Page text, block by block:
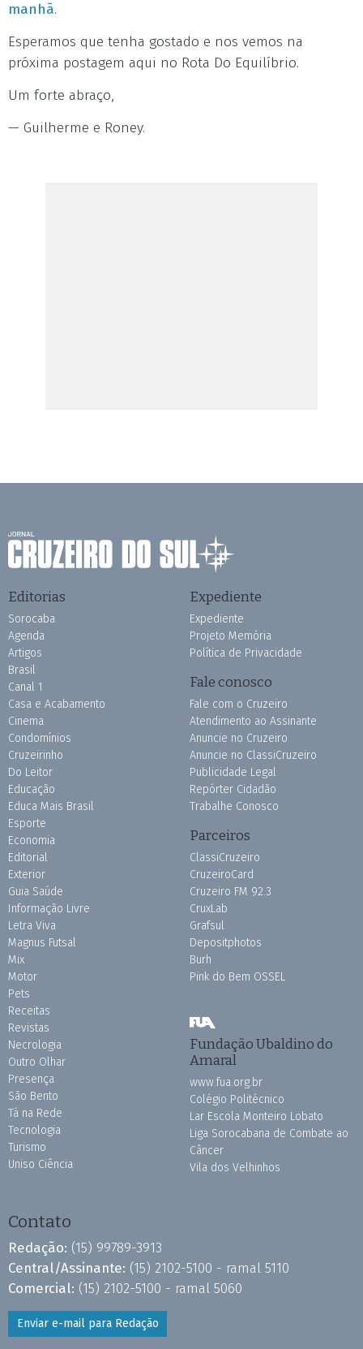
manhã.
Esperamos que tenha gostado e nos vemos na
próxima postagem aqui no Rota Do Equilíbrio.
Um forte abraço,
— Guilherme e Roney.
Editorias
Sorocaba
Agenda
Artigos
Brasil
Canal 1
Casa e Acabamento
Cinema
Condomínios
Cruzeirinho
Do Leitor
Educação
Educa Mais Brasil
Esporte
Economia
Editorial
Exterior
Guia Saúde
Informação Livre
Letra Viva
Magnus Futsal
Mix
Motor
Pets
Receitas
Revistas
Necrologia
Outro Olhar
Presença
São Bento
Tá na Rede
Tecnologia
Turismo
Uniso Ciência
Expediente
Expediente
Projeto Memória
Política de Privacidade
Fale conosco
Fale com o Cruzeiro
Atendimento ao Assinante
Anuncie no Cruzeiro
Anuncie no ClassiCruzeiro
Publicidade Legal
Repórter Cidadão
Trabalhe Conosco
Parceiros
ClassiCruzeiro
CruzeiroCard
Cruzeiro FM 92.3
CruxLab
Grafsul
Depositphotos
Burh
Pink do Bem OSSEL
Fundação Ubaldino do
Amaral
www.fua.org.br
Colégio Politécnico
Lar Escola Monteiro Lobato
Liga Sorocabana de Combate ao
Câncer
Vila dos Velhinhos
Contato
Redação: (15) 99789-3913
Central/Assinante: (15) 2102-5100 - ramal 5110
Comercial: (15) 2102-5100 - ramal 5060
Enviar e-mail para Redação